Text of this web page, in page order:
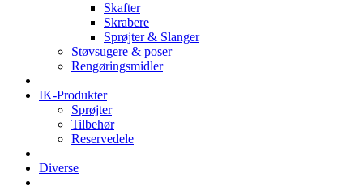
Skafter
Skrabere
Sprøjter & Slanger
Støvsugere & poser
Rengøringsmidler
IK-Produkter
Sprøjter
Tilbehør
Reservedele
Diverse